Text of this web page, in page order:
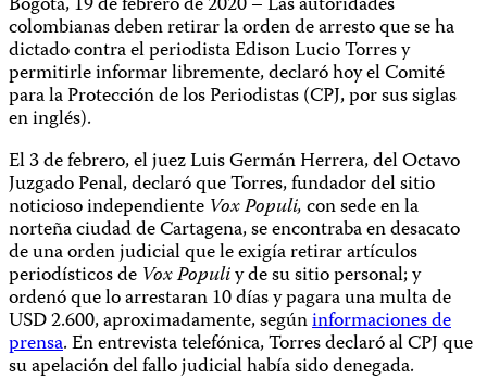
colombianas deben retirar la orden de arresto que se ha
dictado contra el periodista Edison Lucio Torres y
permitirle informar libremente, declaró hoy el Comité
para la Protección de los Periodistas (CPJ, por sus siglas
en inglés).
El 3 de febrero, el juez Luis Germán Herrera, del Octavo
Juzgado Penal, declaró que Torres, fundador del sitio
noticioso independiente Vox Populi,con sede en la
norteña ciudad de Cartagena, se encontraba en desacato
de una orden judicial que le exigía retirar artículos
periodísticos de Vox Populiy de su sitio personal; y
ordenó que lo arrestaran 10 días y pagara una multa de
USD 2.600, aproximadamente, segúninformaciones de
prensa. En entrevista telefónica, Torres declaró al CPJ que
su apelación del fallo judicial había sido denegada.